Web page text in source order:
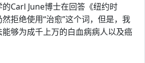
Carl June博士在回答《纽约时
拒绝使用“治愈”这个词，但是，我
够为成千上万的白血病病人以及癌